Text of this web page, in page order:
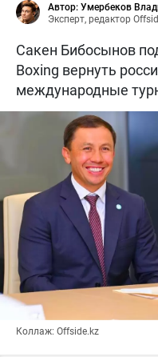
Автор: Умербеков
Эксперт, редактор
Сакен Бибосынов
Boxing вернуть
международные
Коллаж: Offside.kz